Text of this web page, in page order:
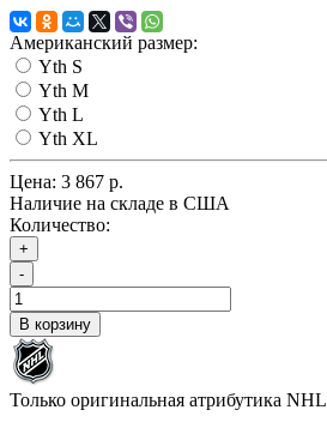
Американский размер:
Yth S
Yth M
Yth L
Yth XL
Цена: 3 867 р.
Наличие на складе в США
Количество:
+
-
В корзину
Только оригинальная атрибутика NHL